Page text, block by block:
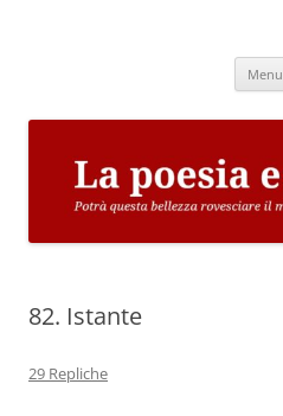
Menu
82. Istante
29 Repliche